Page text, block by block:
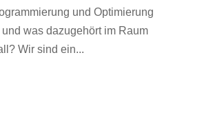
und Optimierung
was dazugehört im Raum
Wir sind ein...